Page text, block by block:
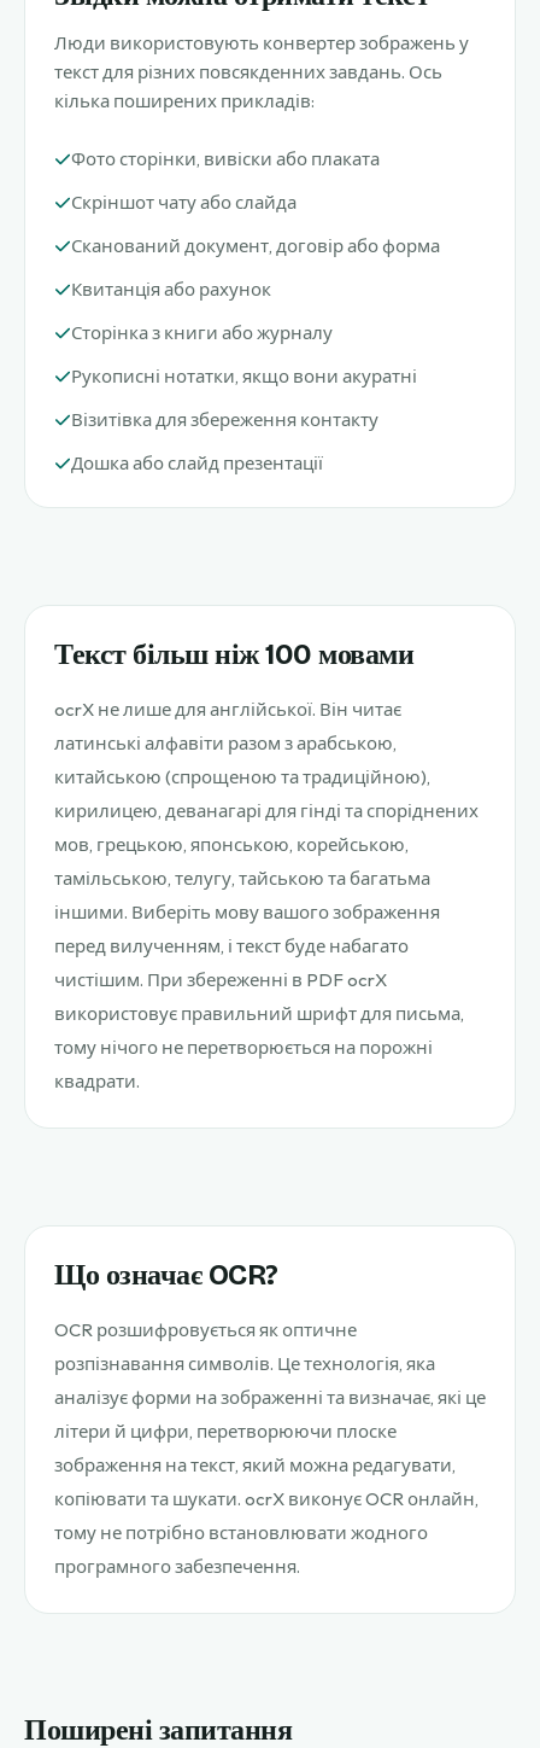
Люди використовують конвертер зображень у
текст для різних повсякденних завдань. Ось
кілька поширених прикладів:
Фото сторінки, вивіски або плаката
Скріншот чату або слайда
Сканований документ, договір або форма
Квитанція або рахунок
Сторінка з книги або журналу
Рукописні нотатки, якщо вони акуратні
Візитівка для збереження контакту
Дошка або слайд презентації
Текст більш ніж 100 мовами
ocrX не лише для англійської. Він читає
латинські алфавіти разом з арабською,
китайською (спрощеною та традиційною),
кирилицею, деванагарі для гінді та споріднених
мов, грецькою, японською, корейською,
тамільською, телугу, тайською та багатьма
іншими. Виберіть мову вашого зображення
перед вилученням, і текст буде набагато
чистішим. При збереженні в PDF ocrX
використовує правильний шрифт для письма,
тому нічого не перетворюється на порожні
квадрати.
Що означає OCR?
OCR розшифровується як оптичне
розпізнавання символів. Це технологія, яка
аналізує форми на зображенні та визначає, які це
літери й цифри, перетворюючи плоске
зображення на текст, який можна редагувати,
копіювати та шукати. ocrX виконує OCR онлайн,
тому не потрібно встановлювати жодного
програмного забезпечення.
Поширені запитання